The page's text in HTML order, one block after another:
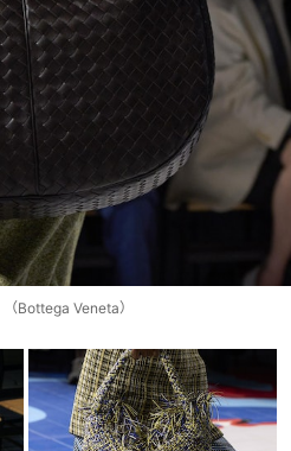
Bottega Veneta）